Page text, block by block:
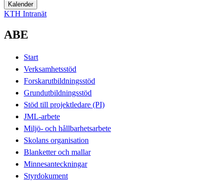
Kalender
KTH Intranät
ABE
Start
Verksamhetsstöd
Forskarutbildningsstöd
Grundutbildningsstöd
Stöd till projektledare (PI)
JML-arbete
Miljö- och hållbarhetsarbete
Skolans organisation
Blanketter och mallar
Minnesanteckningar
Styrdokument